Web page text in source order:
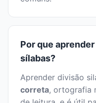
Por que
sílabas?
Aprender divisão
correta, ortografia